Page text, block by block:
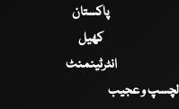
پاکستان
کھیل
انٹرٹینمنٹ
و عجیب